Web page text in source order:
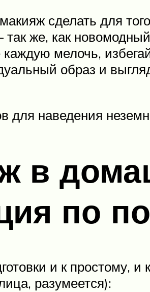
сделать для
же, как
мелочь,
образ и
для наведения
в
по
и к простому,
разумеется):